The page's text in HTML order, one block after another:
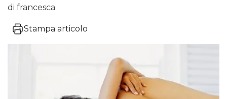
di francesca
Stampa articolo